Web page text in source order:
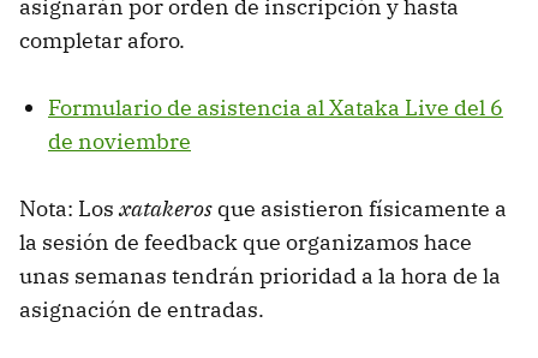
asignarán por orden de inscripción y hasta
completar aforo.
Formulario de asistencia al Xataka Live del 6
de noviembre
Nota: Los xatakeros que asistieron físicamente a
la sesión de feedback que organizamos hace
unas semanas tendrán prioridad a la hora de la
asignación de entradas.